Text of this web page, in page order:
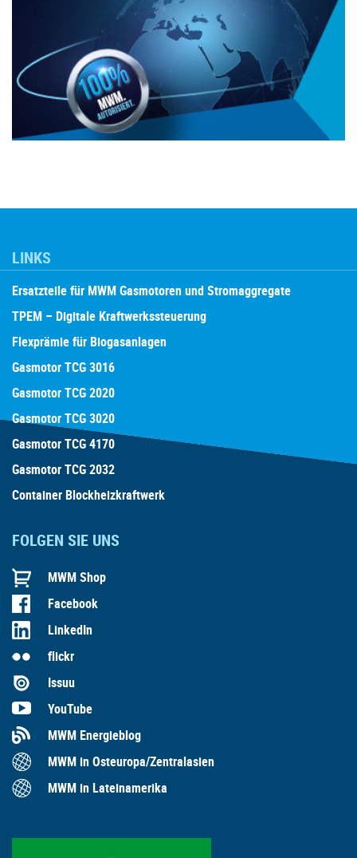
LINKS
Ersatzteile für MWM Gasmotoren und Stromaggregate
TPEM – Digitale Kraftwerkssteuerung
Flexprämie für Biogasanlagen
Gasmotor TCG 3016
Gasmotor TCG 2020
Gasmotor TCG 3020
Gasmotor TCG 4170
Gasmotor TCG 2032
Container Blockheizkraftwerk
FOLGEN SIE UNS
MWM Shop
Facebook
LinkedIn
flickr
Issuu
YouTube
MWM Energieblog
MWM in Osteuropa/Zentralasien
MWM in Lateinamerika